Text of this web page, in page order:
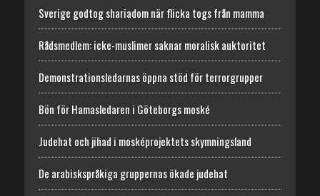
Sverige godtog shariadom när flicka togs från mamma
Rådsmedlem: icke-muslimer saknar moralisk auktoritet
Demonstrationsledarnas öppna stöd för terrorgrupper
Bön för Hamasledaren i Göteborgs moské
Judehat och jihad i mosképrojektets skymningsland
De arabiskspråkiga gruppernas ökade judehat